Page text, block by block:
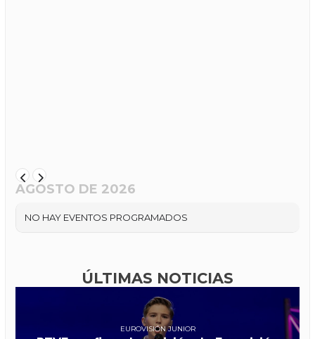
AGOSTO DE 2026
NO HAY EVENTOS PROGRAMADOS
ÚLTIMAS NOTICIAS
EUROVISIÓN JUNIOR